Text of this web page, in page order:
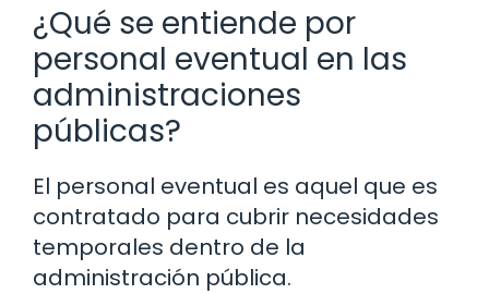
¿Qué se entiende por
personal eventual en las
administraciones
públicas?
El personal eventual es aquel que es
contratado para cubrir necesidades
temporales dentro de la
administración pública.